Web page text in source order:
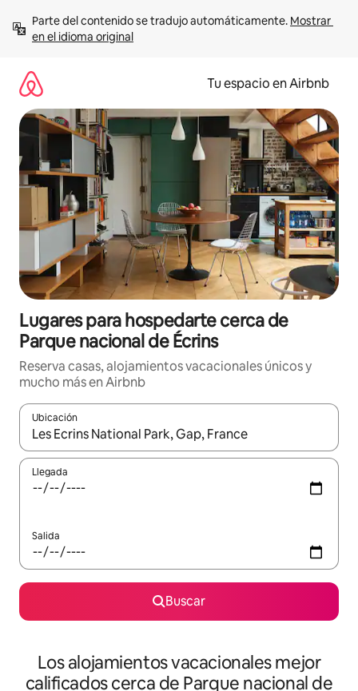
contenido
Parte del contenido se tradujo automáticamente. Mostrar
en el idioma original
Tu espacio en Airbnb
Lugares para hospedarte cerca de
Parque nacional de Écrins
Reserva casas, alojamientos vacacionales únicos y
mucho más en Airbnb
Ubicación
Cuando los resultados estén disponibles, podrás navegar
Llegada
Salida
Buscar
Los alojamientos vacacionales mejor
calificados cerca de Parque nacional de